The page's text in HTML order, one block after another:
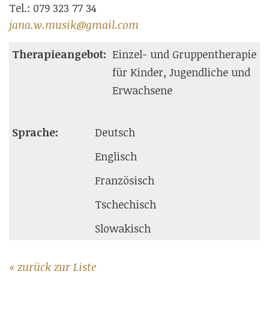
Tel.: 079 323 77 34
jana.w.musik@gmail.com
Therapieangebot: Einzel- und Gruppentherapie
für Kinder, Jugendliche und
Erwachsene
Sprache:
Deutsch
Englisch
Französisch
Tschechisch
Slowakisch
« zurück zur Liste